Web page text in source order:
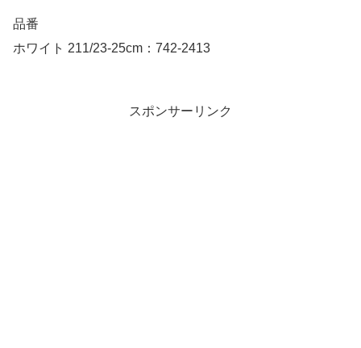
品番
ホワイト 211/23-25cm：742-2413
スポンサーリンク